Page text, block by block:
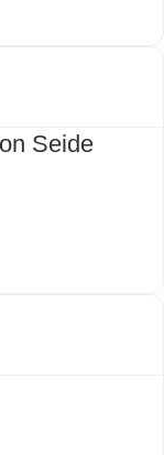
Seide